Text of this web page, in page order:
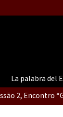
La palabra del
2, Encontro